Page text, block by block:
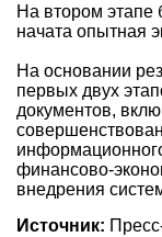
На втором этапе
начата опытная
На основании
первых двух
документов,
финансово-
внедрения
Источник: